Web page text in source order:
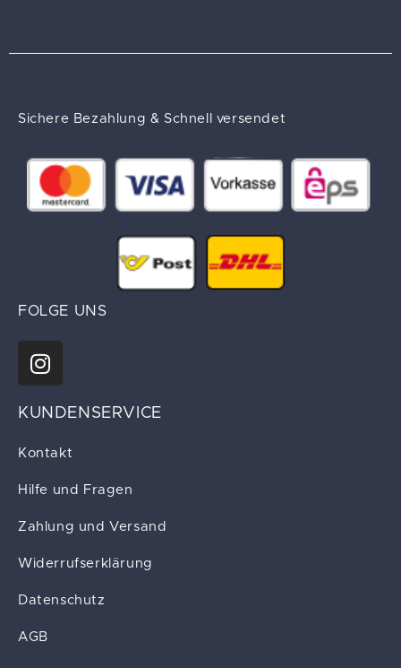
Sichere Bezahlung & Schnell versendet
FOLGE UNS
KUNDENSERVICE
Kontakt
Hilfe und Fragen
Zahlung und Versand
Widerrufserklärung
Datenschutz
AGB